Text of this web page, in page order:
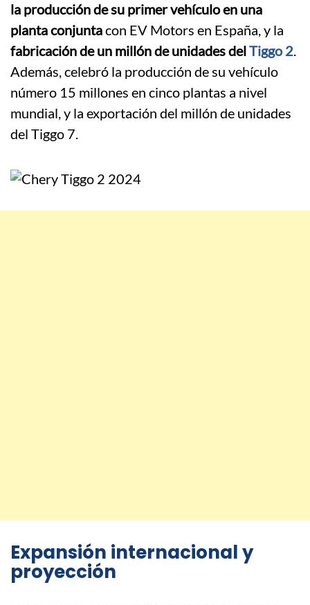
la producción de su primer vehículo en una
planta conjuntacon EV Motors en España, y la
fabricación de un millón de unidades delTiggo 2.
Además, celebró la producción de su vehículo
número 15 millones en cinco plantas a nivel
mundial, y la exportación del millón de unidades
del Tiggo 7.
Expansión internacional y
proyección